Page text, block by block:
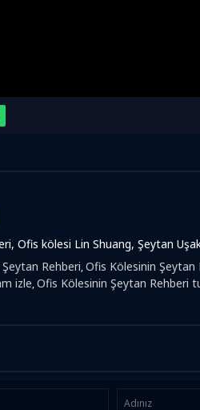
Ofis kölesi Lin Shuang, Şeytan
Rehberi,Ofis Kölesinin Şeytan
izle,Ofis Kölesinin Şeytan Rehberi